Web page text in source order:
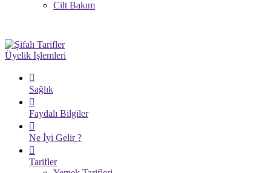
Cilt Bakım
Üyelik İşlemleri
Sağlık
Faydalı Bilgiler
Ne İyi Gelir ?
Tarifler